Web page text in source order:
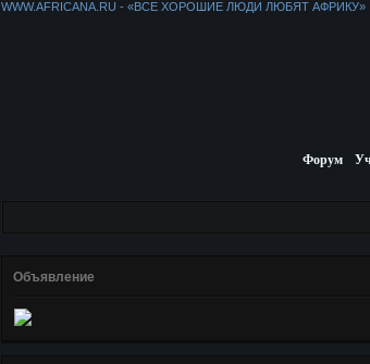
WWW.AFRICANA.RU - «ВСЕ ХОРОШИЕ ЛЮДИ ЛЮБЯТ АФРИКУ»
Форум
Объявление